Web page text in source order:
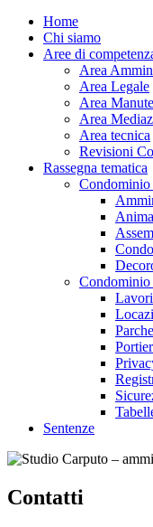
Home
Chi siamo
Aree di
Area
Area Legale
Area
Area
Area tecnica
Revisioni
Rassegna tematica
Sentenze
Contatti